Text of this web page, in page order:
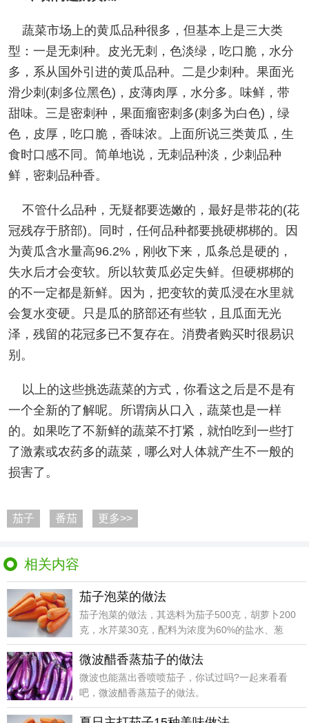
蔬菜市场上的黄瓜品种很多，但基本上是三大类
型：一是无刺种。皮光无刺，色淡绿，吃口脆，水分
多，系从国外引进的黄瓜品种。二是少刺种。果面光
滑少刺(刺多位黑色)，皮薄肉厚，水分多。味鲜，带
甜味。三是密刺种，果面瘤密刺多(刺多为白色)，绿
色，皮厚，吃口脆，香味浓。上面所说三类黄瓜，生
食时口感不同。简单地说，无刺品种淡，少刺品种
鲜，密刺品种香。
不管什么品种，无疑都要选嫩的，最好是带花的(花
冠残存于脐部)。同时，任何品种都要挑硬梆梆的。因
为黄瓜含水量高96.2%，刚收下来，瓜条总是硬的，
失水后才会变软。所以软黄瓜必定失鲜。但硬梆梆的
的不一定都是新鲜。因为，把变软的黄瓜浸在水里就
会复水变硬。只是瓜的脐部还有些软，且瓜面无光
泽，残留的花冠多已不复存在。消费者购买时很易识
别。
以上的这些挑选蔬菜的方式，你看这之后是不是有
一个全新的了解呢。所谓病从口入，蔬菜也是一样
的。如果吃了不新鲜的蔬菜不打紧，就怕吃到一些打
了激素或农药多的蔬菜，哪么对人体就产生不一般的
损害了。
茄子 番茄 更多>>
相关内容
茄子泡菜的做法
茄子泡菜的做法，其选料为茄子500克，胡萝卜200
克，水芹菜30克，配料为浓度为60%的盐水、葱
段、
微波醋香蒸茄子的做法
微波也能蒸出香喷喷茄子，你试过吗?一起来看看
吧，微波醋香蒸茄子的做法。